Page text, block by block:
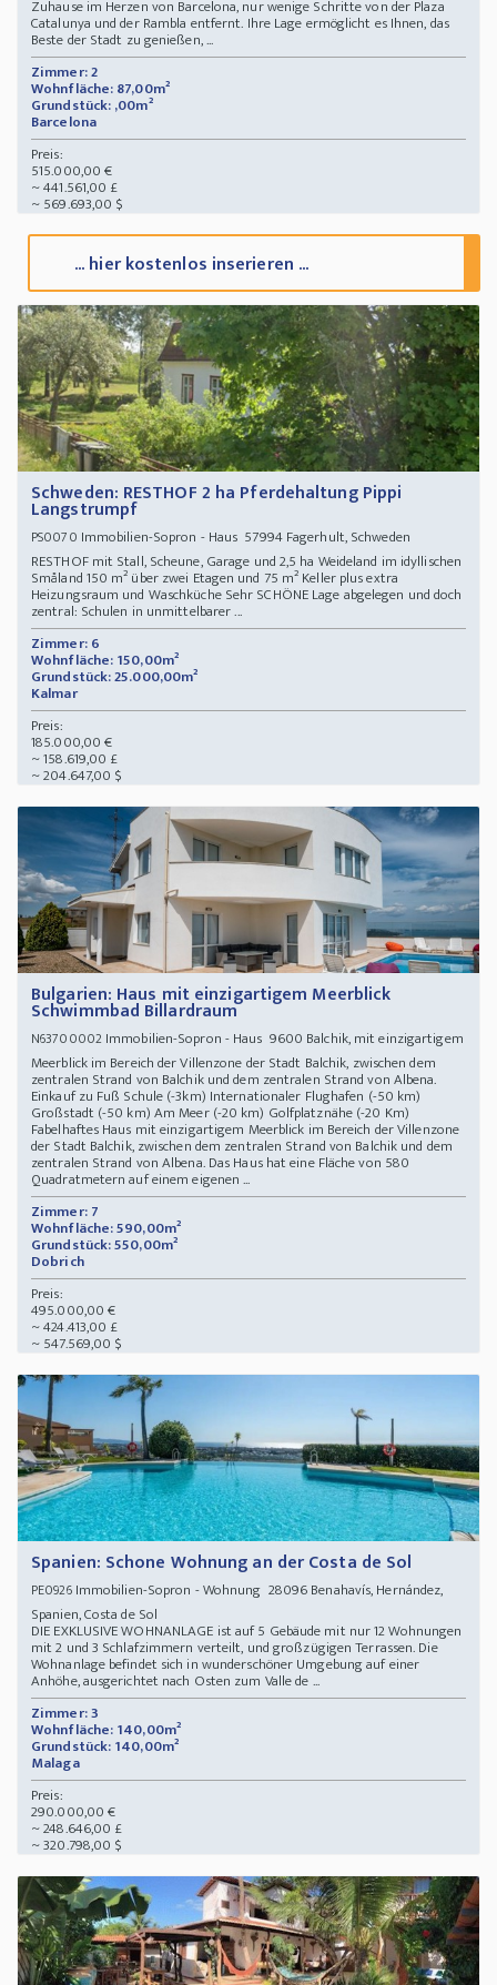
Zuhause im Herzen von Barcelona, nur wenige Schritte von der Plaza
Catalunya und der Rambla entfernt. Ihre Lage ermöglicht es Ihnen, das
Beste der Stadt zu genießen, ...
Zimmer: 2
Wohnfläche: 87,00m²
Grundstück: ,00m²
Barcelona
Preis:
515.000,00 €
~ 441.561,00 £
~ 569.693,00 $
... hier kostenlos inserieren ...
Schweden: RESTHOF 2 ha Pferdehaltung Pippi
Langstrumpf
PS0070 Immobilien-Sopron - Haus 57994 Fagerhult, Schweden
RESTHOF mit Stall, Scheune, Garage und 2,5 ha Weideland im idyllischen
Småland 150 m² über zwei Etagen und 75 m² Keller plus extra
Heizungsraum und Waschküche Sehr SCHÖNE Lage abgelegen und doch
zentral: Schulen in unmittelbarer ...
Zimmer: 6
Wohnfläche: 150,00m²
Grundstück: 25.000,00m²
Kalmar
Preis:
185.000,00 €
~ 158.619,00 £
~ 204.647,00 $
Bulgarien: Haus mit einzigartigem Meerblick
Schwimmbad Billardraum
N63700002Immobilien-Sopron - Haus 9600 Balchik, mit einzigartigem
Meerblick im Bereich der Villenzone der Stadt Balchik, zwischen dem
zentralen Strand von Balchik und dem zentralen Strand von Albena.
Einkauf zu Fuß Schule (-3km) Internationaler Flughafen (-50 km)
Großstadt (-50 km) Am Meer (-20 km) Golfplatznähe (-20 Km)
Fabelhaftes Haus mit einzigartigem Meerblick im Bereich der Villenzone
der Stadt Balchik, zwischen dem zentralen Strand von Balchik und dem
zentralen Strand von Albena. Das Haus hat eine Fläche von 580
Quadratmetern auf einem eigenen ...
Zimmer: 7
Wohnfläche: 590,00m²
Grundstück: 550,00m²
Dobrich
Preis:
495.000,00 €
~ 424.413,00 £
~ 547.569,00 $
Spanien: Schone Wohnung an der Costa de Sol
PE0926Immobilien-Sopron - Wohnung 28096 Benahavís, Hernández,
Spanien, Costa de Sol
DIE EXKLUSIVE WOHNANLAGE ist auf 5 Gebäude mit nur 12 Wohnungen
mit 2 und 3 Schlafzimmern verteilt, und großzügigen Terrassen. Die
Wohnanlage befindet sich in wunderschöner Umgebung auf einer
Anhöhe, ausgerichtet nach Osten zum Valle de ...
Zimmer: 3
Wohnfläche: 140,00m²
Grundstück: 140,00m²
Malaga
Preis:
290.000,00 €
~ 248.646,00 £
~ 320.798,00 $